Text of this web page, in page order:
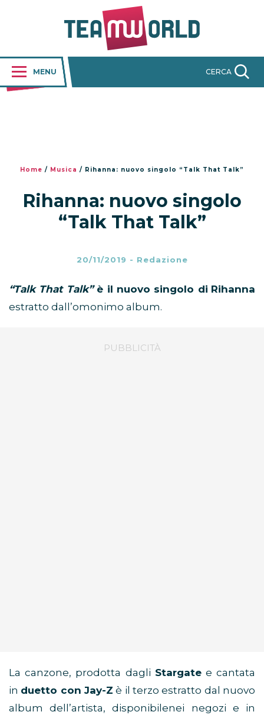
MENU CERCA
Home / Musica / Rihanna: nuovo singolo “Talk That Talk”
Rihanna: nuovo singolo
“Talk That Talk”
20/11/2019 - Redazione
“Talk That Talk”è il nuovo singolo di Rihanna
estratto dall’omonimo album.
La canzone, prodotta dagli Stargatee cantata
in duetto con Jay-Z è il terzo estratto dal nuovo
album dell’artista, disponibilenei negozi e in